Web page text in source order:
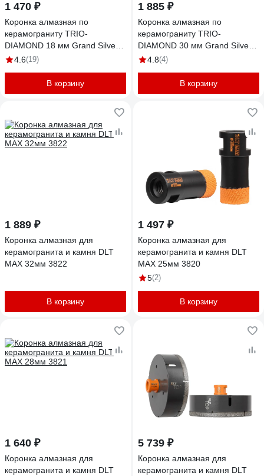
1 470 ₽
Коронка алмазная по
керамограниту TRIO-
DIAMOND 18 мм Grand Silver
Welding GCB758
4.6(19)
В корзину
1 885 ₽
Коронка алмазная по
керамограниту TRIO-
DIAMOND 30 мм Grand Silver
Welding GCB774
4.8(4)
В корзину
1 889 ₽
Коронка алмазная для
керамогранита и камня DLT
MAX 32мм 3822
В корзину
1 497 ₽
Коронка алмазная для
керамогранита и камня DLT
MAX 25мм 3820
5(2)
В корзину
1 640 ₽
Коронка алмазная для
керамогранита и камня DLT
5 739 ₽
Коронка алмазная для
керамогранита и камня DLT